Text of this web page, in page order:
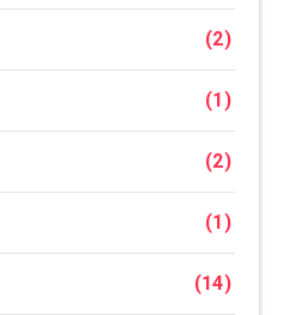
(2)
(1)
(2)
(1)
(14)